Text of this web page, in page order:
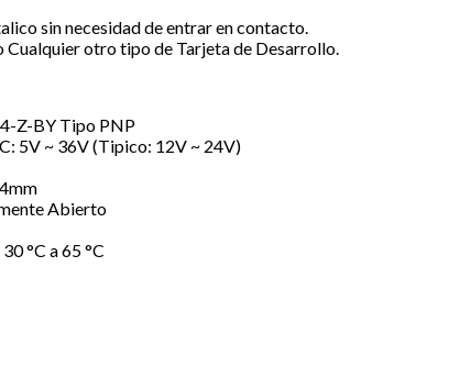
sin necesidad de entrar en contacto.
otro tipo de Tarjeta de Desarrollo.
Z-BY Tipo PNP
5V ~ 36V (Tipico: 12V ~ 24V)
Abierto
°C a 65 °C